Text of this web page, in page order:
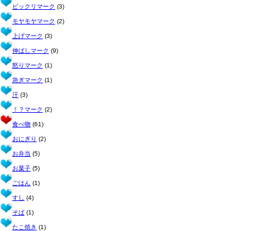
ビックリマーク (3)
モヤモヤマーク (2)
上げマーク (3)
伸ばしマーク (9)
怒りマーク (1)
急ぎマーク (1)
汗 (3)
！？マーク (2)
食べ物 (61)
おにぎり (2)
お弁当 (5)
お菓子 (5)
ごはん (1)
すし (4)
そば (1)
たこ焼き (1)